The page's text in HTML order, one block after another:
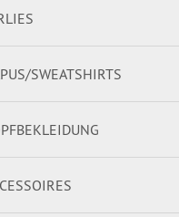
SWEATSHIRTS